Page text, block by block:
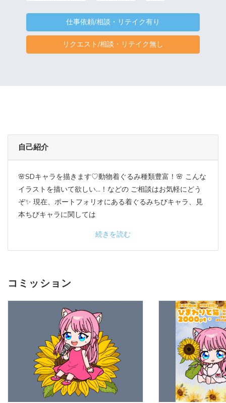
仕事依頼/相談・リテイク有り
リクエスト/相談・リテイク無し
自己紹介
🌸SDキャラを描きます♡動物着ぐるみ種類豊富！🌸 こんな
イラストを描いて欲しい…！などの ご相談はお気軽にどう
ぞ✨ 現在、ポートフォリオにある着ぐるみちびキャラ、見
本ちびキャラに関しては
続きを読む
コミッション